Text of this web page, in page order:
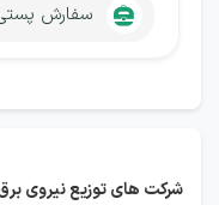
سفارش
شرکت های توزیع نیروی